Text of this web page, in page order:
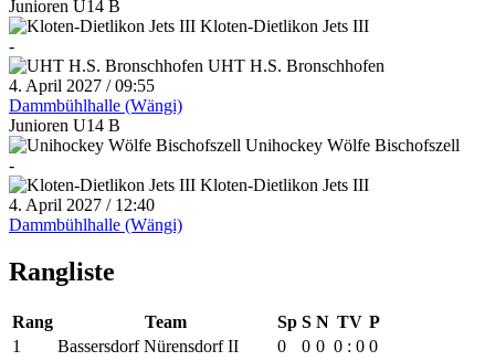
Junioren U14 B
Kloten-Dietlikon Jets III
-
UHT H.S. Bronschhofen
4. April 2027 / 09:55
Dammbühlhalle (Wängi)
Junioren U14 B
Unihockey Wölfe Bischofszell
-
Kloten-Dietlikon Jets III
4. April 2027 / 12:40
Dammbühlhalle (Wängi)
Rangliste
Rang Team Sp S N TV P
1
Bassersdorf Nürensdorf II 0 0 0 0 : 0 0